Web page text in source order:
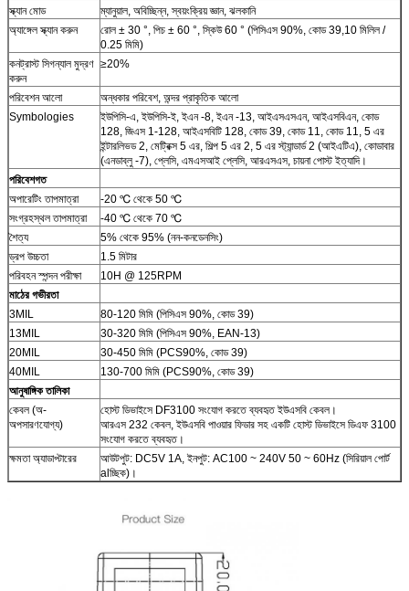
স্ক্যান মোড
ম্যানুয়াল, অবিচ্ছিন্ন, স্বয়ংক্রিয় জ্ঞান, ঝলকানি
অ্যাঙ্গেল স্ক্যান করুন
রোল ± 30 °, পিচ ± 60 °, স্কিউ 60 ° (পিসিএস 90%, কোড 39,10 মিলিল /
0.25 মিমি)
কনট্রাস্ট সিগন্যাল মুদ্রণ
করুন
≥20%
পরিবেশন আলো
অন্ধকার পরিবেশ, অন্দর প্রাকৃতিক আলো
Symbologies
ইউপিসি-এ, ইউপিসি-ই, ইএন -8, ইএন -13, আইএসএসএন, আইএসবিএন, কোড
128, জিএস 1-128, আইএসবিটি 128, কোড 39, কোড 11, কোড 11, 5 এর
ইন্টারলিভড 2, মেট্রিক্স 5 এর, শিল্প 5 এর 2, 5 এর স্ট্যান্ডার্ড 2 (আইএটিএ), কোডাবার
(এনডাব্লু -7), প্লেসি, এমএসআই প্লেসি, আরএসএস, চায়না পোস্ট ইত্যাদি।
পরিবেশগত
অপারেটিং তাপমাত্রা
-20 ℃ থেকে 50 ℃
সংগ্রহস্থল তাপমাত্রা
-40 ℃ থেকে 70 ℃
শৈত্য
5% থেকে 95% (নন-কনডেনসিং)
ড্রপ উচ্চতা
1.5 মিটার
পরিবহন স্পন্দন পরীক্ষা
10H @ 125RPM
মাঠের গভীরতা
3MIL
80-120 মিমি (পিসিএস 90%, কোড 39)
13MIL
30-320 মিমি (পিসিএস 90%, EAN-13)
20MIL
30-450 মিমি (PCS90%, কোড 39)
40MIL
130-700 মিমি (PCS90%, কোড 39)
আনুষাঙ্গিক তালিকা
কেবল (অ-
অপসারণযোগ্য)
হোস্ট ডিভাইসে DF3100 সংযোগ করতে ব্যবহৃত ইউএসবি কেবল।
আরএস 232 কেবল, ইউএসবি পাওয়ার ফিডার সহ একটি হোস্ট ডিভাইসে ডিএফ 3100
সংযোগ করতে ব্যবহৃত।
ক্ষমতা অ্যাডাপ্টারের
আউটপুট: DC5V 1A, ইনপুট: AC100 ~ 240V 50 ~ 60Hz (সিরিয়াল পোর্ট
alচ্ছিক)।